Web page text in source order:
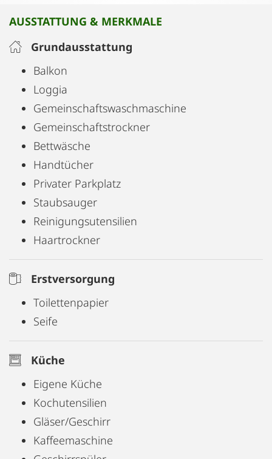
AUSSTATTUNG & MERKMALE
Grundausstattung
Balkon
Loggia
Gemeinschaftswaschmaschine
Gemeinschaftstrockner
Bettwäsche
Handtücher
Privater Parkplatz
Staubsauger
Reinigungsutensilien
Haartrockner
Erstversorgung
Toilettenpapier
Seife
Küche
Eigene Küche
Kochutensilien
Gläser/Geschirr
Kaffeemaschine